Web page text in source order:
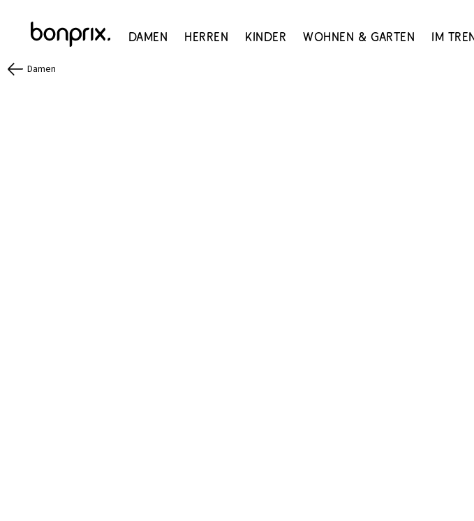
Damen Herren Kinder Wohnen & Garten Im
Damen